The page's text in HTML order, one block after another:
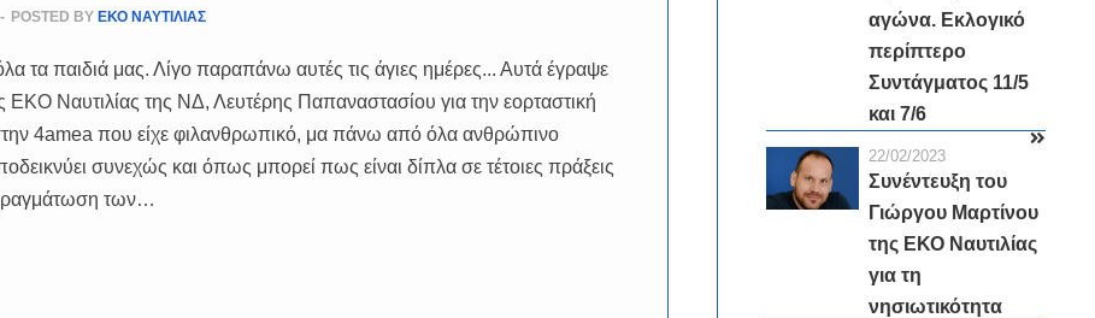
- POSTED BY ΕΚΟ ΝΑΥΤΙΛΙΑΣ
τα παιδιά μας. Λίγο παραπάνω αυτές τις άγιες ημέρες... Αυτά έγραψε
ΕΚΟ Ναυτιλίας της ΝΔ, Λευτέρης Παπαναστασίου για την εορταστική
4amea που είχε φιλανθρωπικό, μα πάνω από όλα ανθρώπινο
συνεχώς και όπως μπορεί πως είναι δίπλα σε τέτοιες πράξεις
των…
αγώνα. Εκλογικό
περίπτερο
Συντάγματος 11/5
και 7/6
22/02/2023
Συνέντευξη του
Γιώργου Μαρτίνου
της ΕΚΟ Ναυτιλίας
για τη
νησιωτικότητα